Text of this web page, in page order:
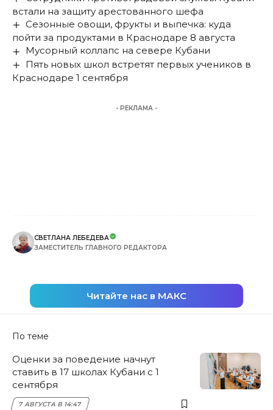
встали на защиту арестованного шефа
Сезонные овощи, фрукты и выпечка: куда
пойти за продуктами в Краснодаре 8 августа
Мусорный коллапс на севере Кубани
Пять новых школ встретят первых учеников в
Краснодаре 1 сентября
- РЕКЛАМА -
СВЕТЛАНА ЛЕБЕДЕВА
ЗАМЕСТИТЕЛЬ ГЛАВНОГО РЕДАКТОРА
Читайте нас в МАКС
По теме
Оценки за поведение начнут
ставить в 17 школах Кубани с 1
сентября
7 АВГУСТА В 14:47